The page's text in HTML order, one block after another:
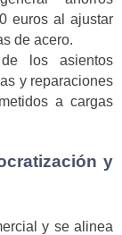
euros al ajustar
de acero.
los asientos
y reparaciones
a cargas
y
y se alinea